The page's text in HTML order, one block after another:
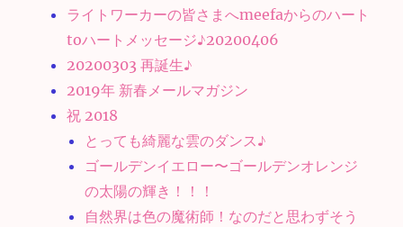
ライトワーカーの皆さまへmeefaからのハート
toハートメッセージ♪20200406
20200303 再誕生♪
2019年 新春メールマガジン
祝 2018
とっても綺麗な雲のダンス♪
ゴールデンイエロー〜ゴールデンオレンジ
の太陽の輝き！！！
自然界は色の魔術師！なのだと思わずそう